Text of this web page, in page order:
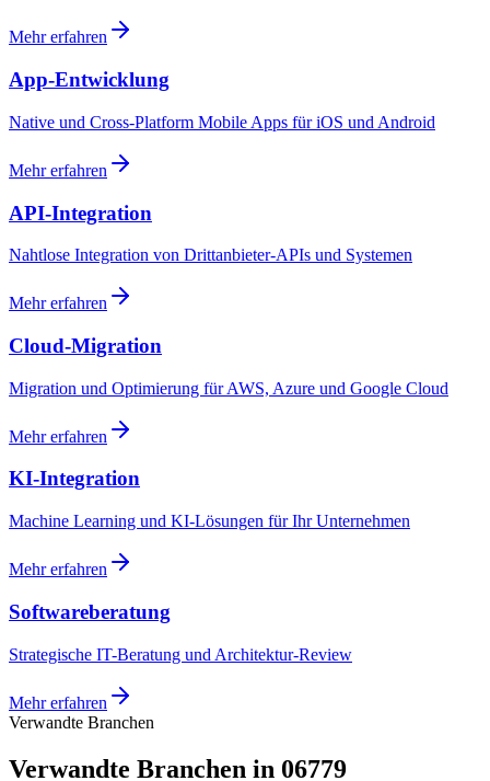
Mehr erfahren
App-Entwicklung
Native und Cross-Platform Mobile Apps für iOS und Android
Mehr erfahren
API-Integration
Nahtlose Integration von Drittanbieter-APIs und Systemen
Mehr erfahren
Cloud-Migration
Migration und Optimierung für AWS, Azure und Google Cloud
Mehr erfahren
KI-Integration
Machine Learning und KI-Lösungen für Ihr Unternehmen
Mehr erfahren
Softwareberatung
Strategische IT-Beratung und Architektur-Review
Mehr erfahren
Verwandte Branchen
Verwandte Branchen in 06779